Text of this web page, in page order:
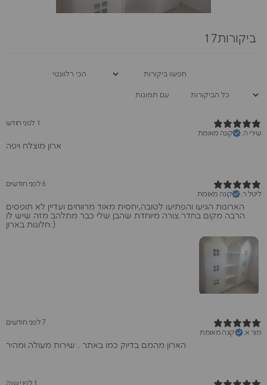
ביקורות17
עם תמונות
1 לפני חודש
שירי ה.
קונה מאומת
ארון מוצלח ויפה
6 לפני חודשים
ליטל ר.
קונה מאומת
הארונות הגיעו והפתיעו לטובה,יחסית מאוד מרווחים ועדיין לא תופסים
הרבה מקום בחדר.צורה מיוחדת שהבן שלי כבר מתלהב מזה שיש לו
חלונות בארון:)
7 לפני חודשים
מור א.
קונה מאומת
הארון מהמם בדיוק כמו באתר . שירות מעולה ומהיר